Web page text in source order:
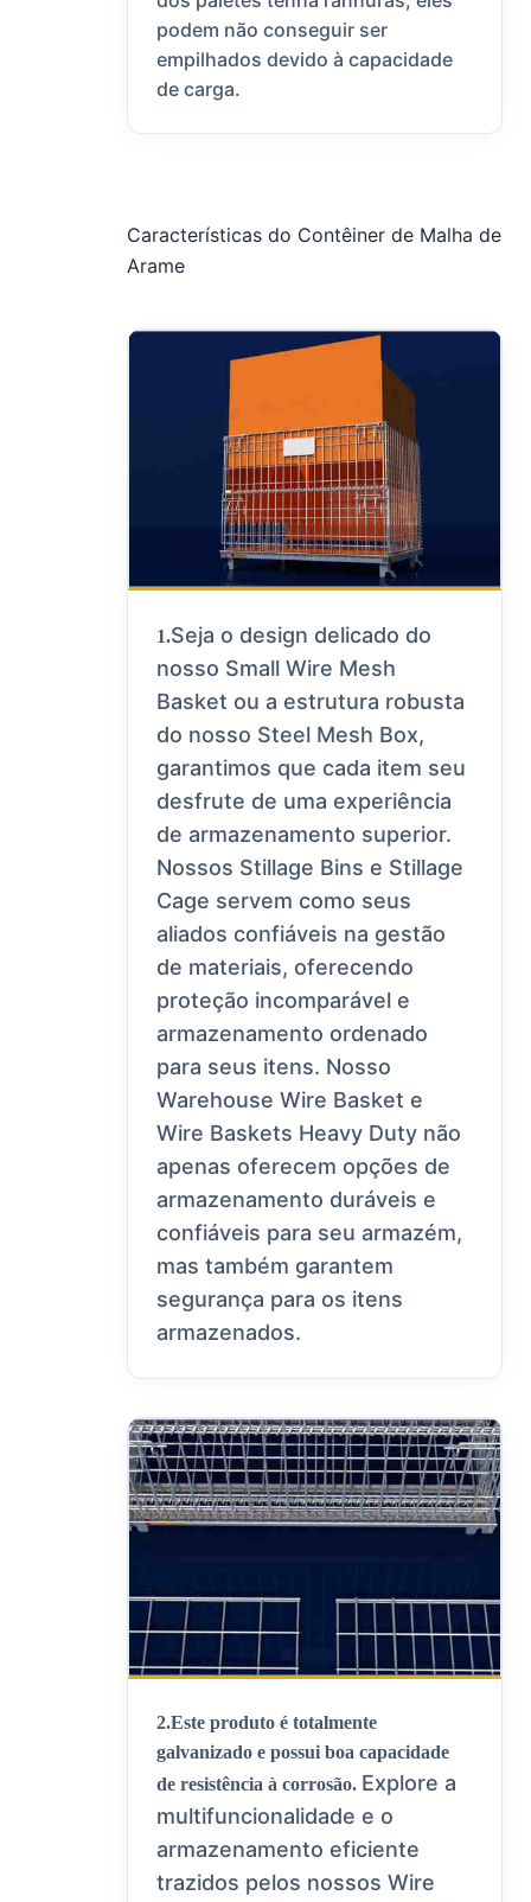
podem não conseguir ser
empilhados devido à capacidade
de carga.
Características do Contêiner de Malha de
Arame
1.Seja o design delicado do
nosso Small Wire Mesh
Basket ou a estrutura robusta
do nosso Steel Mesh Box,
garantimos que cada item seu
desfrute de uma experiência
de armazenamento superior.
Nossos Stillage Bins e Stillage
Cage servem como seus
aliados confiáveis na gestão
de materiais, oferecendo
proteção incomparável e
armazenamento ordenado
para seus itens. Nosso
Warehouse Wire Basket e
Wire Baskets Heavy Duty não
apenas oferecem opções de
armazenamento duráveis e
confiáveis para seu armazém,
mas também garantem
segurança para os itens
armazenados.
2.Este produto é totalmente
galvanizado e possui boa capacidade
de resistência à corrosão. Explore a
multifuncionalidade e o
armazenamento eficiente
trazidos pelos nossos Wire